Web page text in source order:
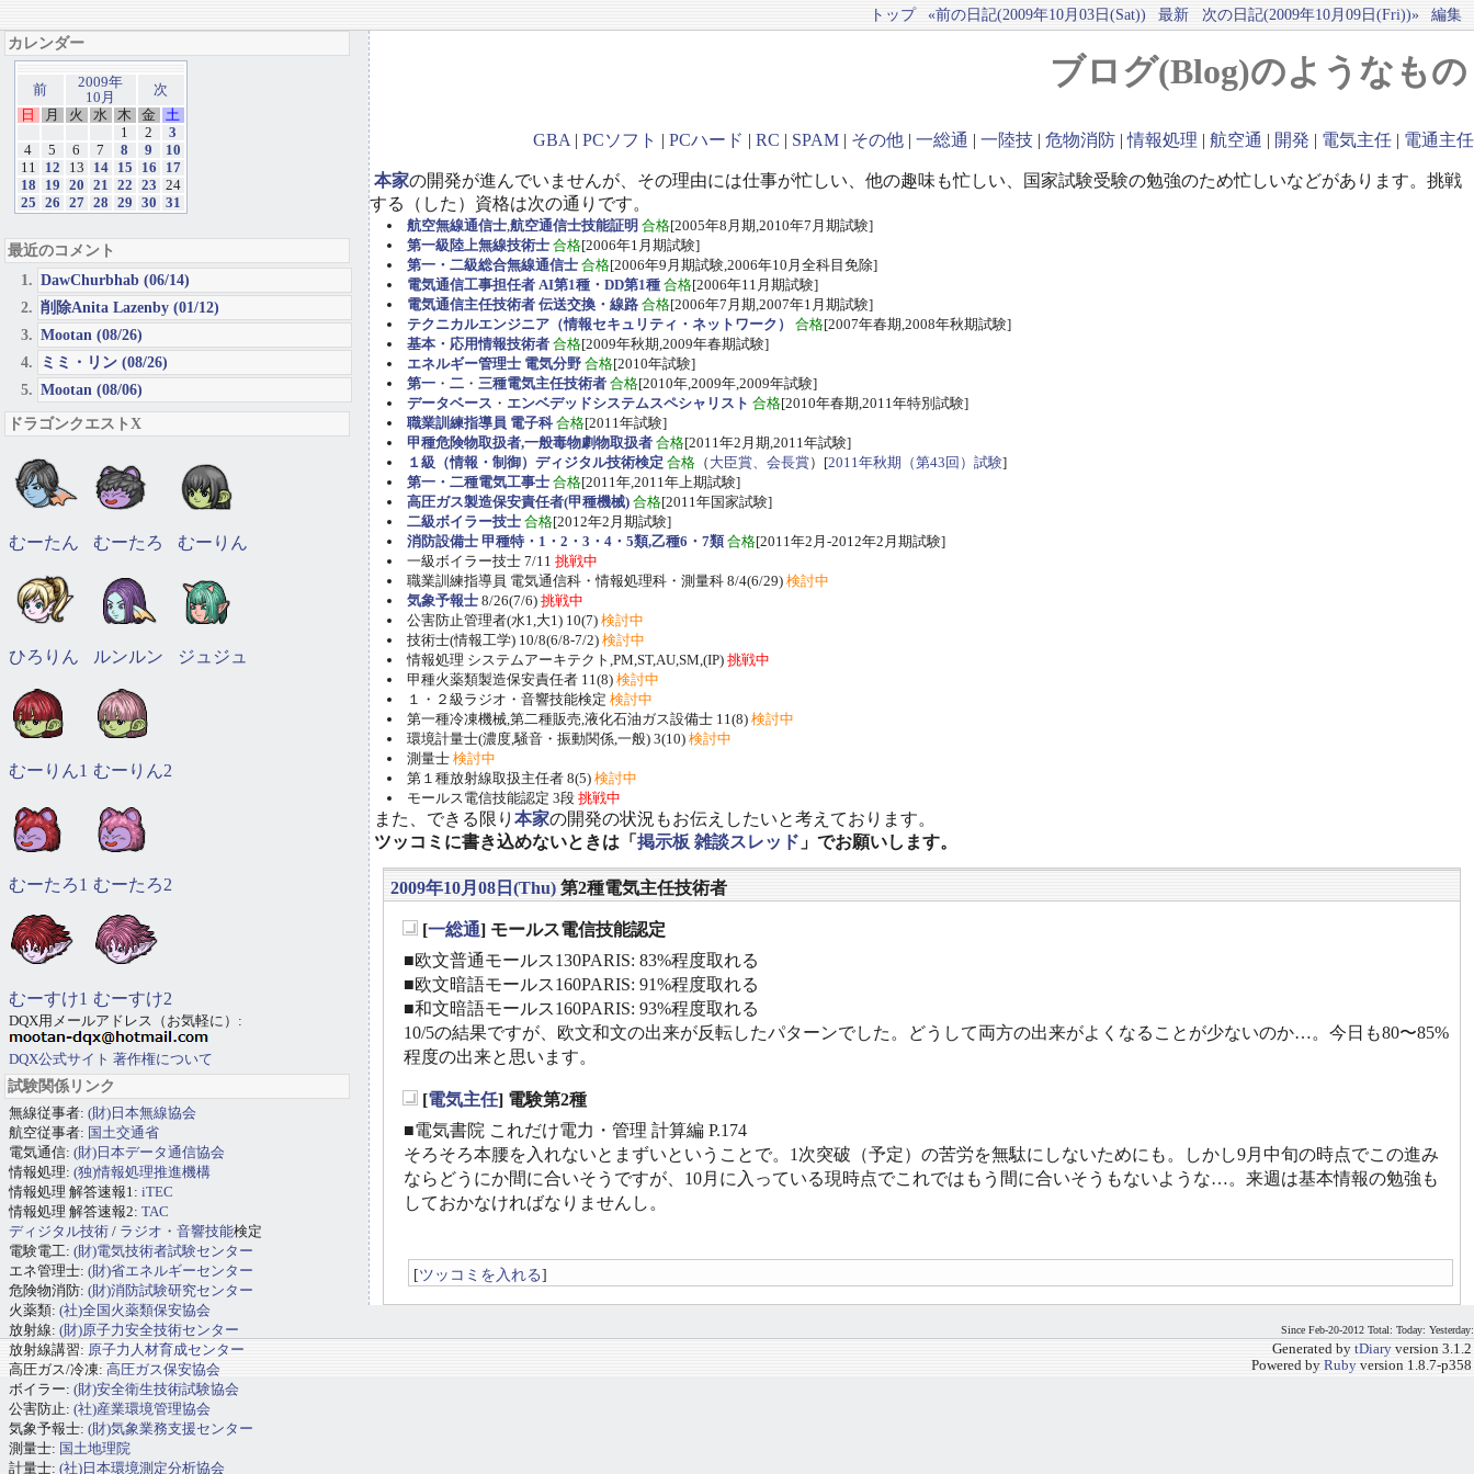
トップ «前の日記(2009年10月03日(Sat)) 最新 次の日記(2009年10月09日(Fri))» 編集
ブログ(Blog)のようなもの
GBA | PCソフト | PCハード | RC | SPAM | その他 | 一総通 | 一陸技 | 危物消防 |情報処理 | 航空通 | 開発 | 電気主任 | 電通主任
本家の開発が進んでいませんが、その理由には仕事が忙しい、他の趣味も忙しい、国家試験受験の勉強のため忙しいなどがあります。挑戦
する（した）資格は次の通りです。
航空無線通信士,航空通信士技能証明 合格[2005年8月期,2010年7月期試験]
第一級陸上無線技術士 合格[2006年1月期試験]
第一・二級総合無線通信士 合格[2006年9月期試験,2006年10月全科目免除]
電気通信工事担任者 AI第1種・DD第1種 合格[2006年11月期試験]
電気通信主任技術者 伝送交換・線路 合格[2006年7月期,2007年1月期試験]
テクニカルエンジニア（情報セキュリティ・ネットワーク）
合格[2007年春期,2008年秋期試験]
基本・応用情報技術者 合格[2009年秋期,2009年春期試験]
エネルギー管理士 電気分野 合格[2010年試験]
第一 ・ 二 ・ 三種電気主任技術者 合格[2010年,2009年,2009年試験]
データベース ・ エンベデッドシステムスペシャリスト 合格[2010年春期,2011年特別試験]
職業訓練指導員 電子科 合格[2011年試験]
甲種危険物取扱者,一般毒物劇物取扱者 合格[2011年2月期,2011年試験]
１級（情報・制御）ディジタル技術検定 合格 （ 大臣賞、会長賞）[2011年秋期（第43回）試験]
第一・二種電気工事士 合格[2011年,2011年上期試験]
高圧ガス製造保安責任者(甲種機械) 合格[2011年国家試験]
二級ボイラー技士 合格[2012年2月期試験]
消防設備士 甲種特・1・2・3・4・5類,乙種6・7類 合格[2011年2月-2012年2月期試験]
一級ボイラー技士 7/11 挑戦中
職業訓練指導員 電気通信科・情報処理科・測量科 8/4(6/29) 検討中
気象予報士 8/26(7/6) 挑戦中
公害防止管理者(水1,大1) 10(7) 検討中
技術士(情報工学) 10/8(6/8-7/2) 検討中
情報処理 システムアーキテクト,PM,ST,AU,SM,(IP) 挑戦中
甲種火薬類製造保安責任者 11(8) 検討中
１・２級ラジオ・音響技能検定 検討中
第一種冷凍機械,第二種販売,液化石油ガス設備士 11(8) 検討中
環境計量士(濃度,騒音・振動関係,一般) 3(10) 検討中
測量士 検討中
第１種放射線取扱主任者 8(5) 検討中
モールス電信技能認定 3段 挑戦中
また、できる限り 本家の開発の状況もお伝えしたいと考えております。
ツッコミに書き込めないときは「 掲示板 雑談スレッド 」でお願いします。
2009年10月08日(Thu) 第2種電気主任技術者
[一総通] モールス電信技能認定
■欧文普通モールス130PARIS: 83%程度取れる
■欧文暗語モールス160PARIS: 91%程度取れる
■和文暗語モールス160PARIS: 93%程度取れる
10/5の結果ですが、欧文和文の出来が反転したパターンでした。どうして両方の出来がよくなることが少ないのか…。今日も80〜85%
程度の出来と思います。
[電気主任] 電験第2種
■電気書院 これだけ電力・管理 計算編 P.174
そろそろ本腰を入れないとまずいということで。1次突破（予定）の苦労を無駄にしないためにも。しかし9月中旬の時点でこの進み
ならどうにか間に合いそうですが、10月に入っている現時点でこれではもう間に合いそうもないような…。来週は基本情報の勉強も
しておかなければなりませんし。
[ツッコミを入れる]
カレンダー
前
2009年
10月
次
日
月 火 水 木 金
土
1
2
3
4
5 6 7 8 9
10
11
12 13 14 15 16
17
18
19 20 21 22 23
24
25
26 27 28 29 30 31
最近のコメント
DawChurbhab (06/14)
削除Anita Lazenby (01/12)
Mootan (08/26)
ミミ・リン (08/26)
Mootan (08/06)
ドラゴンクエストX
むーたん むーたろ むーりん
ひろりん ルンルン ジュジュ
むーりん1 むーりん2
むーたろ1 むーたろ2
むーすけ1 むーすけ2
DQX用メールアドレス（お気軽に）:
DQX公式サイト 著作権について
試験関係リンク
無線従事者: (財)日本無線協会
航空従事者: 国土交通省
電気通信: (財)日本データ通信協会
情報処理: (独)情報処理推進機構
情報処理 解答速報1: iTEC
情報処理 解答速報2: TAC
ディジタル技術 / ラジオ・音響技能検定
電験電工: (財)電気技術者試験センター
エネ管理士: (財)省エネルギーセンター
危険物消防: (財)消防試験研究センター
火薬類: (社)全国火薬類保安協会
放射線: (財)原子力安全技術センター
放射線講習: 原子力人材育成センター
高圧ガス/冷凍: 高圧ガス保安協会
ボイラー: (財)安全衛生技術試験協会
公害防止: (社)産業環境管理協会
気象予報士: (財)気象業務支援センター
測量士: 国土地理院
計量士: (社)日本環境測定分析協会
Since Feb-20-2012 Total: Today: Yesterday:
Generated by tDiary version 3.1.2
Powered by Ruby version 1.8.7-p358